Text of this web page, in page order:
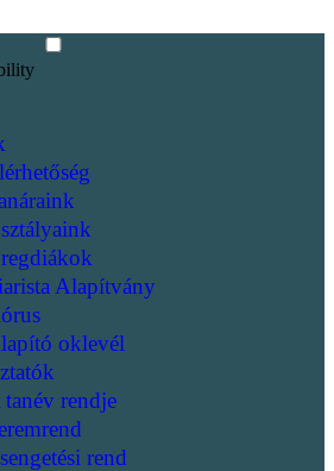
Alapítvány
oklevél
tanév rendje
rend